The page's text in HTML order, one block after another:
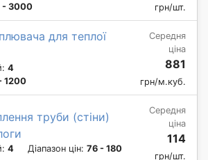
- 3000 грн/шт.
для теплої
4
1200
Середня
ціна
881
грн/м.куб.
труби (стіни)
4 Діапазон цін: 76 - 180
Середня
ціна
114
грн/шт.